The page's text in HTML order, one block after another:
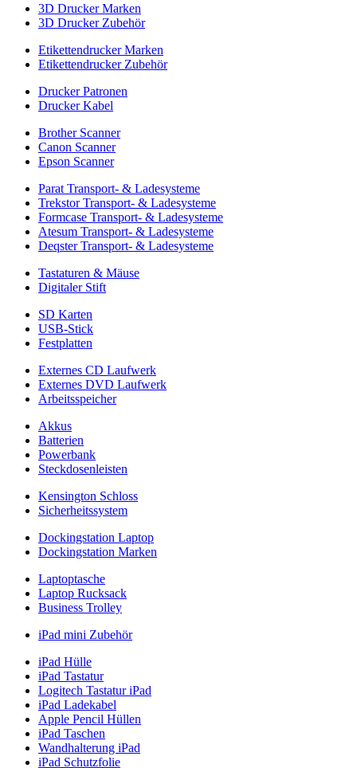
3D Drucker Marken
3D Drucker Zubehör
Etikettendrucker Marken
Etikettendrucker Zubehör
Drucker Patronen
Drucker Kabel
Brother Scanner
Canon Scanner
Epson Scanner
Parat Transport- & Ladesysteme
Trekstor Transport- & Ladesysteme
Formcase Transport- & Ladesysteme
Atesum Transport- & Ladesysteme
Deqster Transport- & Ladesysteme
Tastaturen & Mäuse
Digitaler Stift
SD Karten
USB-Stick
Festplatten
Externes CD Laufwerk
Externes DVD Laufwerk
Arbeitsspeicher
Akkus
Batterien
Powerbank
Steckdosenleisten
Kensington Schloss
Sicherheitssystem
Dockingstation Laptop
Dockingstation Marken
Laptoptasche
Laptop Rucksack
Business Trolley
iPad mini Zubehör
iPad Hülle
iPad Tastatur
Logitech Tastatur iPad
iPad Ladekabel
Apple Pencil Hüllen
iPad Taschen
Wandhalterung iPad
iPad Schutzfolie